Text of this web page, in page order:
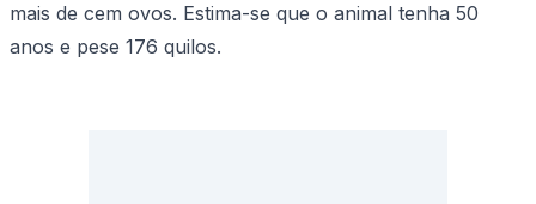
mais de cem ovos. Estima-se que o animal tenha 50
anos e pese 176 quilos.